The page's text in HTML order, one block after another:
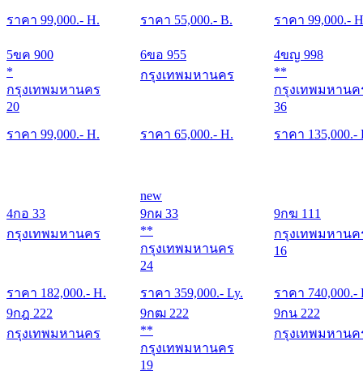
ราคา 99,000.- H. ราคา 55,000.- B. ราคา 99,000.-
5ขค 900
*
กรุงเทพมหานคร
20
ราคา 99,000.- H.
6ขอ 955
กรุงเทพมหานคร
ราคา 65,000.- H.
4ขญ 998
**
กรุงเทพมหานค
36
ราคา 135,000.-
4กอ 33
กรุงเทพมหานคร
ราคา 182,000.- H.
new
9กผ 33
**
กรุงเทพมหานคร
24
ราคา 359,000.- Ly.
9กฆ 111
กรุงเทพมหานค
16
ราคา 740,000.-
9กฎ 222
กรุงเทพมหานคร
9กฒ 222
**
กรุงเทพมหานคร
19
9กน 222
กรุงเทพมหานค